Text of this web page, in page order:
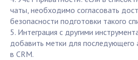
чаты, необходимо согласовать
безопасности подготовки такого
5. Интеграция с другими
добавить метки для последующего
в CRM.